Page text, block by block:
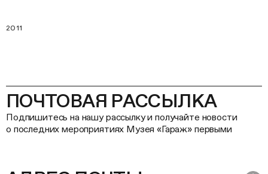
2011
ПОЧТОВАЯ РАССЫЛКА
Подпишитесь на нашу рассылку и получайте новости
о последних мероприятиях Музея «Гараж» первыми